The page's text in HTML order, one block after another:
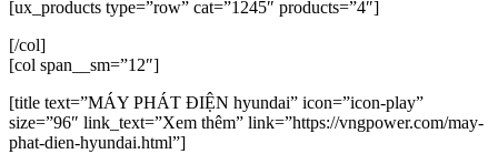
[ux_products type=”row” cat=”1245″ products=”4″]
[/col]
[col span__sm=”12″]
[title text=”MÁY PHÁT ĐIỆN hyundai” icon=”icon-play”
size=”96″ link_text=”Xem thêm” link=”https://vngpower.com/may-
phat-dien-hyundai.html”]